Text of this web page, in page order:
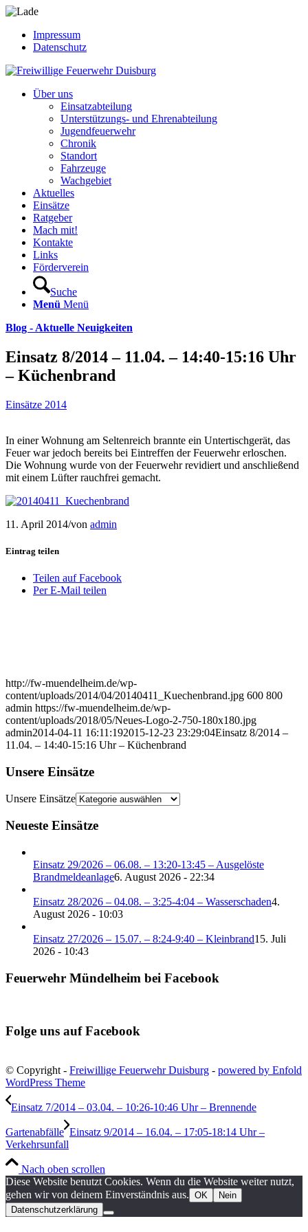
Impressum
Datenschutz
Über uns
Einsatzabteilung
Unterstützungs- und Ehrenabteilung
Jugendfeuerwehr
Chronik
Standort
Fahrzeuge
Wachgebiet
Aktuelles
Einsätze
Ratgeber
Mach mit!
Kontakte
Links
Förderverein
Suche
Menü Menü
Blog - Aktuelle Neuigkeiten
Einsatz 8/2014 – 11.04. – 14:40-15:16 Uhr
– Küchenbrand
Einsätze 2014
In einer Wohnung am Seltenreich brannte ein Untertischgerät, das
Feuer war jedoch bereits bei Eintreffen der Feuerwehr erloschen.
Die Wohnung wurde von der Feuerwehr revidiert und anschließend
mit einem Lüfter rauchfrei gemacht.
11. April 2014/von admin
Eintrag teilen
Teilen auf Facebook
Per E-Mail teilen
http://fw-muendelheim.de/wp-
content/uploads/2014/04/20140411_Kuechenbrand.jpg 600 800
admin https://fw-muendelheim.de/wp-
content/uploads/2018/05/Neues-Logo-2-750-180x180.jpg
admin2014-04-11 16:11:192015-12-23 23:29:04Einsatz 8/2014 –
11.04. – 14:40-15:16 Uhr – Küchenbrand
Unsere Einsätze
Unsere Einsätze
Neueste Einsätze
Einsatz 29/2026 – 06.08. – 13:20-13:45 – Ausgelöste
Brandmeldeanlage6. August 2026 - 22:34
Einsatz 28/2026 – 04.08. – 3:25-4:04 – Wasserschaden4.
August 2026 - 10:03
Einsatz 27/2026 – 15.07. – 8:24-9:40 – Kleinbrand15. Juli
2026 - 10:43
Feuerwehr Mündelheim bei Facebook
Folge uns auf Facebook
© Copyright - Freiwillige Feuerwehr Duisburg - powered by Enfold
WordPress Theme
Einsatz 7/2014 – 03.04. – 10:26-10:46 Uhr – Brennende
Gartenabfälle Einsatz 9/2014 – 16.04. – 17:05-18:14 Uhr –
Verkehrsunfall
Nach oben scrollen
Diese Website benutzt Cookies. Wenn du die Website weiter nutzt,
gehen wir von deinem Einverständnis aus. OK
Nein
Datenschutzerklärung